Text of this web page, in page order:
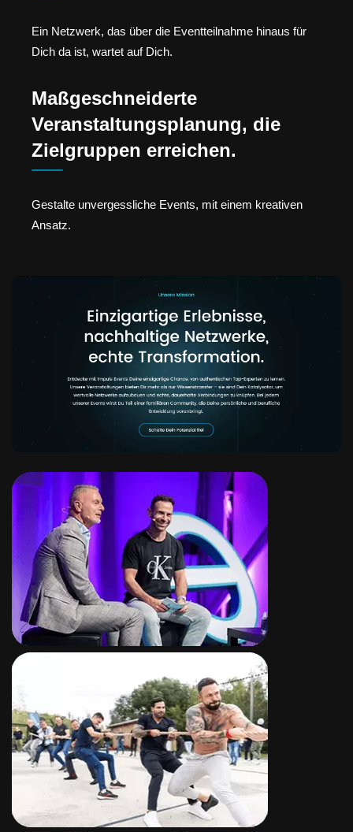
Ein Netzwerk, das über die Eventteilnahme hinaus für
Dich da ist, wartet auf Dich.
Maßgeschneiderte
Veranstaltungsplanung, die
Zielgruppen erreichen.
Gestalte unvergessliche Events, mit einem kreativen
Ansatz.